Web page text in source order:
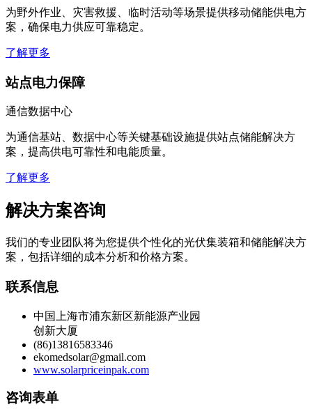
案，确保电力供应可靠稳定。
了解更多
站点电力保障
通信数据中心
为通信基站、数据中心等关键基础设施提供站点储能解决方
案，提高供电可靠性和电能质量。
了解更多
案，包括详细的成本分析和价格方案。
中国上海市浦东新区新能源产业园
创新大厦
(86)13816583346
ekomedsolar@gmail.com
www.solarpriceinpak.com
咨询表单